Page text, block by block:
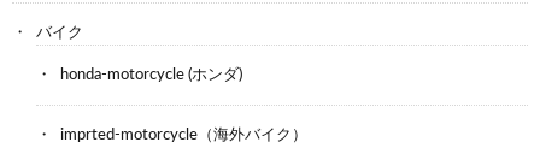
バイク
honda-motorcycle (ホンダ)
imprted-motorcycle（海外バイク）